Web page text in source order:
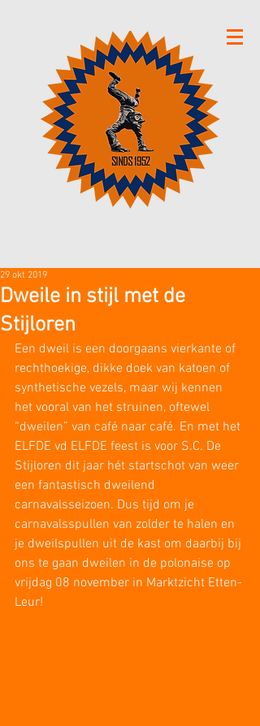
Dweile in stijl met de
Stijloren
29 okt 2019
Een dweil is een doorgaans vierkante of
rechthoekige, dikke doek van katoen of
synthetische vezels, maar wij kennen
het vooral van het struinen, oftewel
“dweilen” van café naar café. En met het
ELFDE vd ELFDE feest is voor S.C. De
Stijloren dit jaar hét startschot van weer
een fantastisch dweilend
carnavalsseizoen. Dus tijd om je
carnavalsspullen van zolder te halen en
je dweilspullen uit de kast om daarbij bij
ons te gaan dweilen in de polonaise op
vrijdag 08 november in Marktzicht Etten-
Leur!